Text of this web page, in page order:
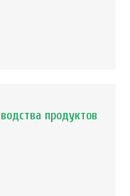
продуктов